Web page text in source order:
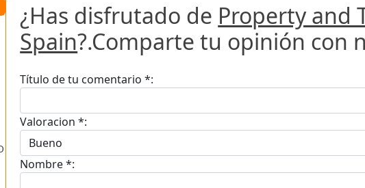
¿Has disfrutado de Property and
Spain?.Comparte tu opinión con
Título de tu comentario *:
Valoracion *:
Nombre *: